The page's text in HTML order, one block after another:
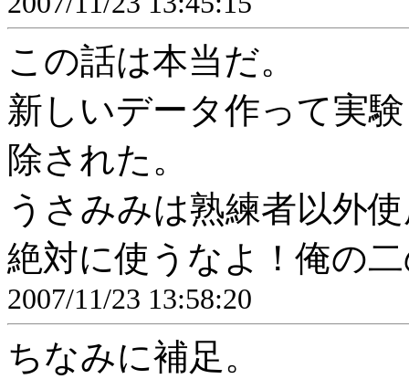
この話は本当だ。
新しいデータ作って実
除された。
うさみみは熟練者以外
絶対に使うなよ！俺の
2007/11/23 13:58:20
ちなみに補足。